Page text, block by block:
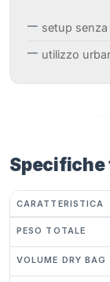
setup
utilizzo
CARATTERISTICA
PESO TOTALE
VOLUME DRY BAG